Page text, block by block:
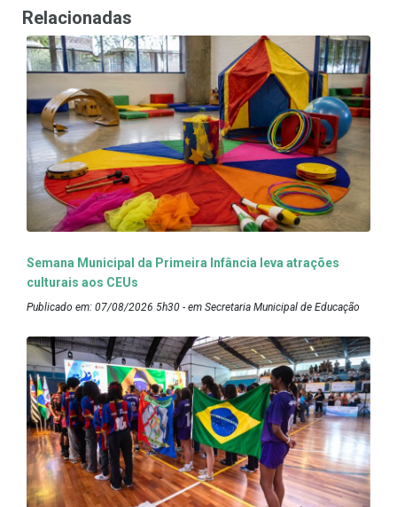
Relacionadas
Semana Municipal da Primeira Infância leva atrações
culturais aos CEUs
Publicado em: 07/08/2026 5h30 - em Secretaria Municipal de Educação